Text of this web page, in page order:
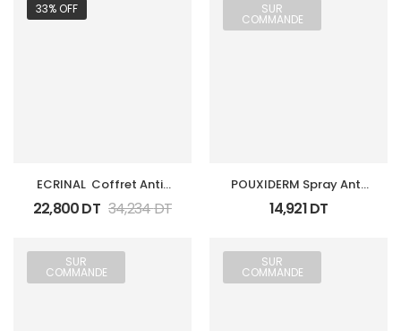
33% OFF
ECRINAL  Coffret Anti-
Poux
22,800DT 34,234DT
SUR
COMMANDE
POUXIDERM Spray Anti
Poux Prevent & Repulsif
100Ml
14,921DT
SUR
COMMANDE
SUR
COMMANDE